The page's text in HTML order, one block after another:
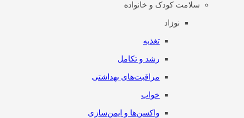
سلامت کودک و خانواده
نوزاد
تغذیه
رشد و تکامل
مراقبت‌های بهداشتی
خواب
واکسن‌ها و ایمن‌سازی